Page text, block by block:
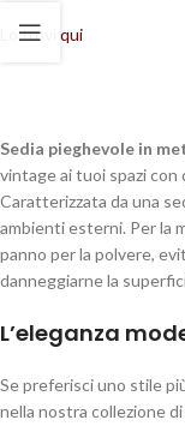
Lo trovi qui
Sedia pieghevole in
vintage ai tuoi spazi con
Caratterizzata da una
ambienti esterni. Per la
panno per la polvere,
danneggiarne la
L’eleganza
Se preferisci uno stile
nella nostra collezione